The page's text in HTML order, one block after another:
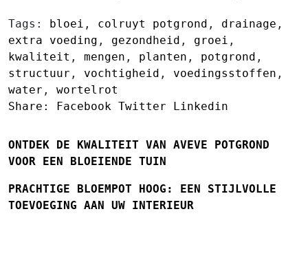
Tags: bloei , colruyt potgrond , drainage ,
extra voeding , gezondheid , groei ,
kwaliteit , mengen , planten , potgrond ,
structuur , vochtigheid , voedingsstoffen ,
water , wortelrot
Share:
Facebook Twitter Linkedin
ONTDEK DE KWALITEIT VAN AVEVE POTGROND
VOOR EEN BLOEIENDE TUIN
PRACHTIGE BLOEMPOT HOOG: EEN STIJLVOLLE
TOEVOEGING AAN UW INTERIEUR